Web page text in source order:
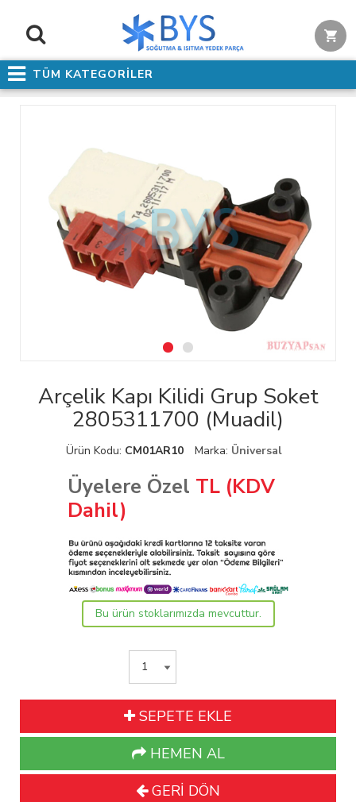
TÜM KATEGORİLER
Arçelik Kapı Kilidi Grup Soket
2805311700 (Muadil)
Ürün Kodu: CM01AR10 Marka: Üniversal
Üyelere Özel TL (KDV
Dahil)
Bu ürün stoklarımızda mevcuttur.
SEPETE EKLE
HEMEN AL
GERİ DÖN